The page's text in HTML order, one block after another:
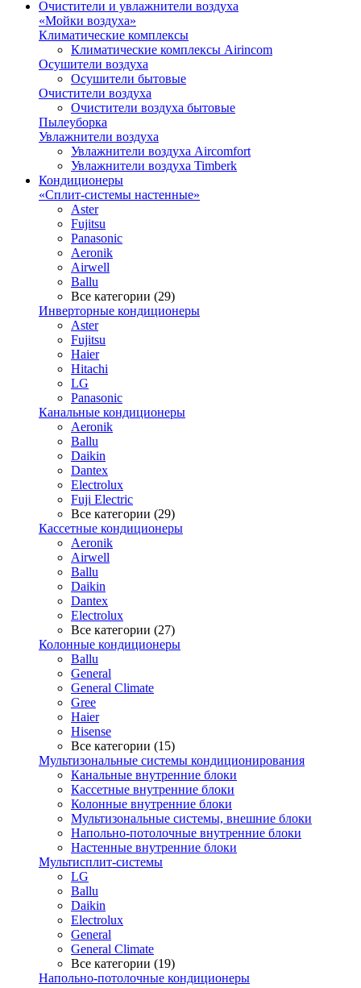
Очистители и увлажнители воздуха
«Мойки воздуха»
Климатические комплексы
Климатические комплексы Airincom
Осушители воздуха
Осушители бытовые
Очистители воздуха
Очистители воздуха бытовые
Пылеуборка
Увлажнители воздуха
Увлажнители воздуха Aircomfort
Увлажнители воздуха Timberk
Кондиционеры
«Сплит-системы настенные»
Aster
Fujitsu
Panasonic
Aeronik
Airwell
Ballu
Все категории (29)
Инверторные кондиционеры
Aster
Fujitsu
Haier
Hitachi
LG
Panasonic
Канальные кондиционеры
Aeronik
Ballu
Daikin
Dantex
Electrolux
Fuji Electric
Все категории (29)
Кассетные кондиционеры
Aeronik
Airwell
Ballu
Daikin
Dantex
Electrolux
Все категории (27)
Колонные кондиционеры
Ballu
General
General Climate
Gree
Haier
Hisense
Все категории (15)
Мультизональные системы кондиционирования
Канальные внутренние блоки
Кассетные внутренние блоки
Колонные внутренние блоки
Мультизональные системы, внешние блоки
Напольно-потолочные внутренние блоки
Настенные внутренние блоки
Мультисплит-системы
LG
Ballu
Daikin
Electrolux
General
General Climate
Все категории (19)
Напольно-потолочные кондиционеры